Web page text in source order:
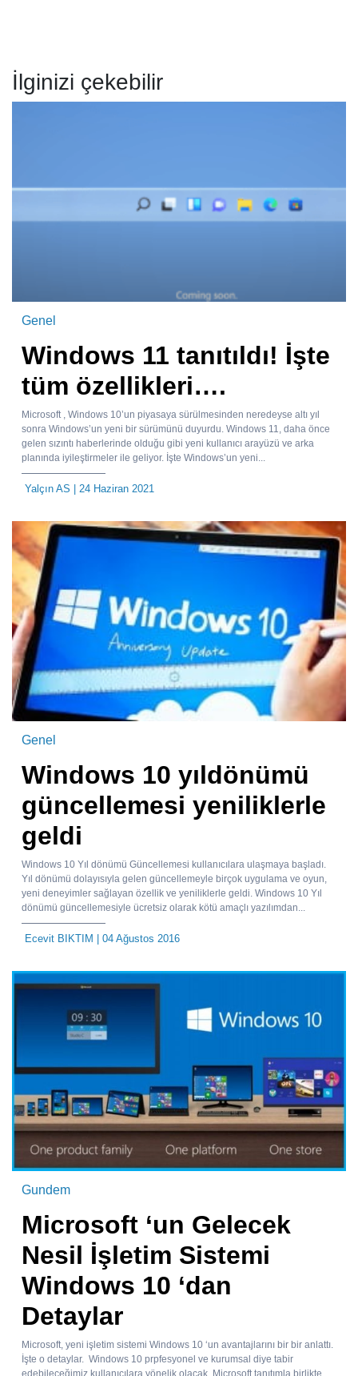
İlginizi çekebilir
Genel
Windows 11 tanıtıldı! İşte
tüm özellikleri….
Microsoft , Windows 10’un piyasaya sürülmesinden neredeyse altı yıl
sonra Windows’un yeni bir sürümünü duyurdu. Windows 11, daha önce
gelen sızıntı haberlerinde olduğu gibi yeni kullanıcı arayüzü ve arka
planında iyileştirmeler ile geliyor. İşte Windows’un yeni...
Yalçın AS | 24 Haziran 2021
Genel
Windows 10 yıldönümü
güncellemesi yeniliklerle
geldi
Windows 10 Yıl dönümü Güncellemesi kullanıcılara ulaşmaya başladı.
Yıl dönümü dolayısıyla gelen güncellemeyle birçok uygulama ve oyun,
yeni deneyimler sağlayan özellik ve yeniliklerle geldi. Windows 10 Yıl
dönümü güncellemesiyle ücretsiz olarak kötü amaçlı yazılımdan...
Ecevit BIKTIM | 04 Ağustos 2016
Gundem
Microsoft ‘un Gelecek
Nesil İşletim Sistemi
Windows 10 ‘dan
Detaylar
Microsoft, yeni işletim sistemi Windows 10 ‘un avantajlarını bir bir anlattı.
İşte o detaylar. Windows 10 prpfesyonel ve kurumsal diye tabir
edebileceğimiz kullanıcılara yönelik olacak. Microsoft tanıtımla birlikte